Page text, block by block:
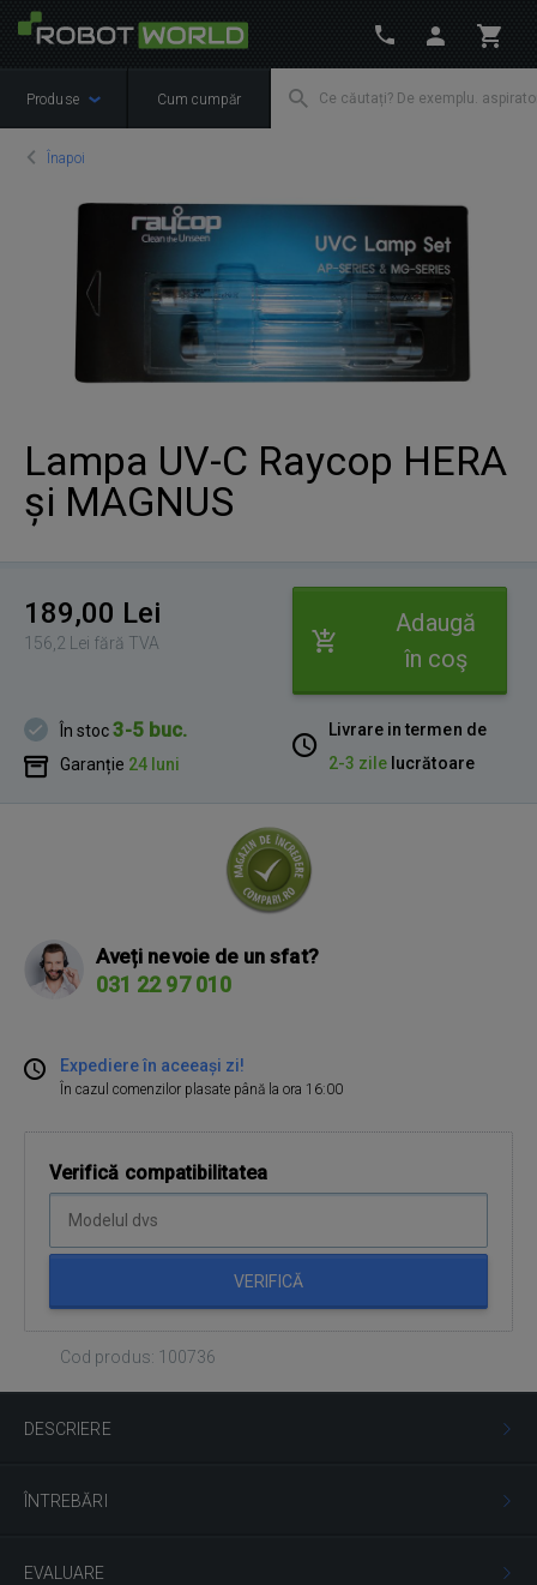
Produse Cum cumpăr
Înapoi
Lampa UV-C Raycop HERA
și MAGNUS
189,00 Lei
156,2 Lei fără TVA
Adaugă
în coş
În stoc3-5 buc.
Garanție 24 luni
Livrare in termen de
2-3 zile lucrătoare
Aveți nevoie de un sfat?
031 22 97 010
Expediere în aceeași zi!
În cazul comenzilor plasate până la ora 16:00
Verifică compatibilitatea
VERIFICĂ
Cod produs: 100736
DESCRIERE
ÎNTREBĂRI
EVALUARE